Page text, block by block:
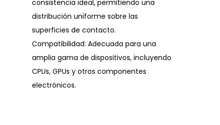
consistencia ideal, permitiendo una
distribución uniforme sobre las
superficies de contacto.
Compatibilidad: Adecuada para una
amplia gama de dispositivos, incluyendo
CPUs, GPUs y otros componentes
electrónicos.